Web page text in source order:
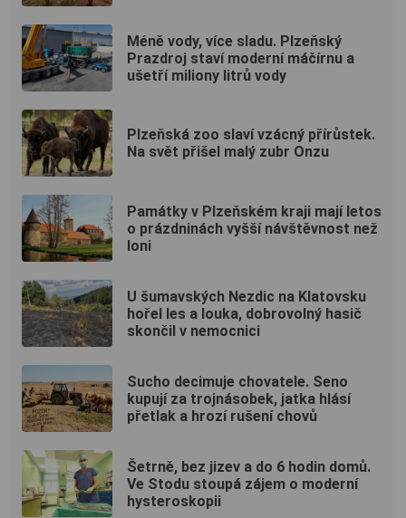
Méně vody, více sladu. Plzeňský
Prazdroj staví moderní máčírnu a
ušetří miliony litrů vody
Plzeňská zoo slaví vzácný přírůstek.
Na svět přišel malý zubr Onzu
Památky v Plzeňském kraji mají letos
o prázdninách vyšší návštěvnost než
loni
U šumavských Nezdic na Klatovsku
hořel les a louka, dobrovolný hasič
skončil v nemocnici
Sucho decimuje chovatele. Seno
kupují za trojnásobek, jatka hlásí
přetlak a hrozí rušení chovů
Šetrně, bez jizev a do 6 hodin domů.
Ve Stodu stoupá zájem o moderní
hysteroskopii